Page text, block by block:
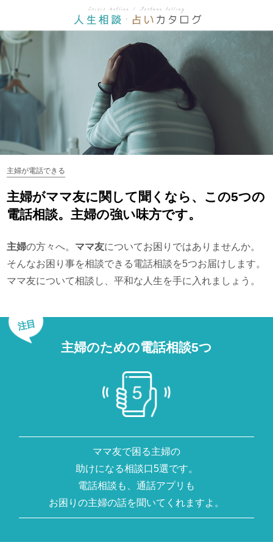
主婦が電話できる
主婦がママ友に関して聞くなら、この5つの
電話相談。主婦の強い味方です。
主婦の方々へ。 ママ友についてお困りではありませんか。
そんなお困り事を相談できる電話相談を5つお届けします。
ママ友について相談し、平和な人生を手に入れましょう。
注目
主婦のための電話相談5つ
ママ友で困る主婦の
助けになる相談口5選です。
電話相談も、通話アプリも
お困りの主婦の話を聞いてくれますよ。